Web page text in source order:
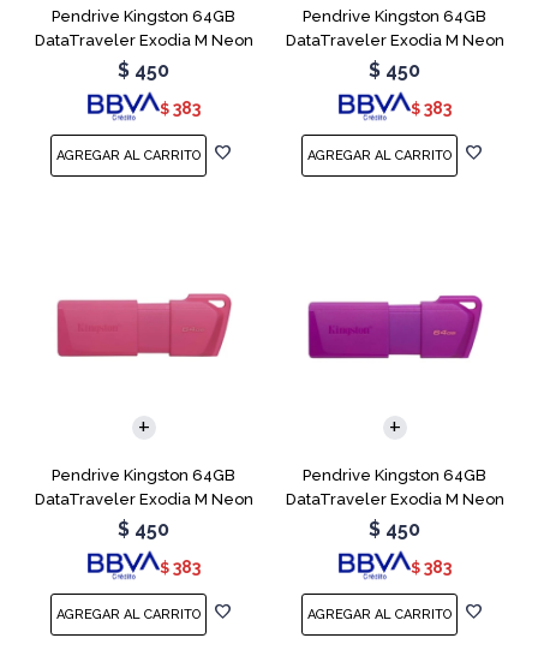
Pendrive Kingston 64GB
DataTraveler Exodia M Neon
Blue
$ 450
$ 383
Pendrive Kingston 64GB
DataTraveler Exodia M Neon
Green
$ 450
$ 383
Pendrive Kingston 64GB
DataTraveler Exodia M Neon
Pink
$ 450
$ 383
Pendrive Kingston 64GB
DataTraveler Exodia M Neon
Purple
$ 450
$ 383